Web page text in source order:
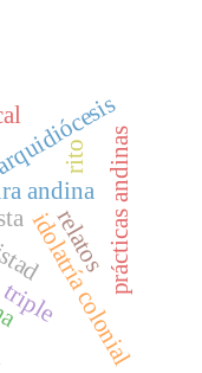
andina
idolatría colonial
prácticas andinas
relatos
rito